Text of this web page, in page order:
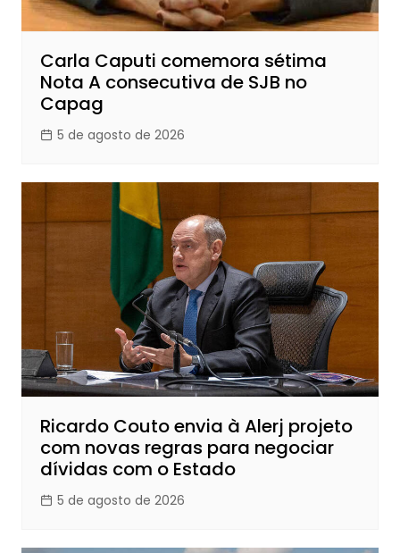
Carla Caputi comemora sétima
Nota A consecutiva de SJB no
Capag
5 de agosto de 2026
Ricardo Couto envia à Alerj projeto
com novas regras para negociar
dívidas com o Estado
5 de agosto de 2026